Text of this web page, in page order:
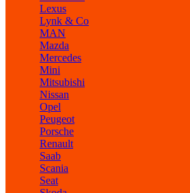
Lexus
Lynk & Co
MAN
Mazda
Mercedes
Mini
Mitsubishi
Nissan
Opel
Peugeot
Porsche
Renault
Saab
Scania
Seat